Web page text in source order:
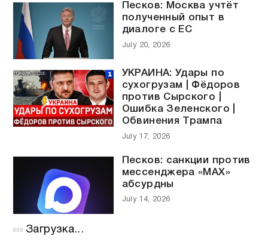
Песков: Москва учтёт
полученный опыт в
диалоге с ЕС
July 20, 2026
УКРАИНА: Удары по
сухогрузам | Фёдоров
против Сырского |
Ошибка Зеленского |
Обвинения Трампа
July 17, 2026
Песков: санкции против
мессенджера «MAX»
абсурдны
July 14, 2026
Загрузка...